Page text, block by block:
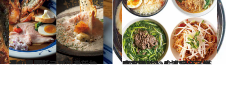
2020.6.18
通も唸る「フレンチラーメン」4選 シェフこだわりの濃厚スープにやみつき
グルメ 2020.2.13
東京で味わえるアジア麺 BEST6 つい食べ過ぎる美味なヌードル博覧会
グルメ